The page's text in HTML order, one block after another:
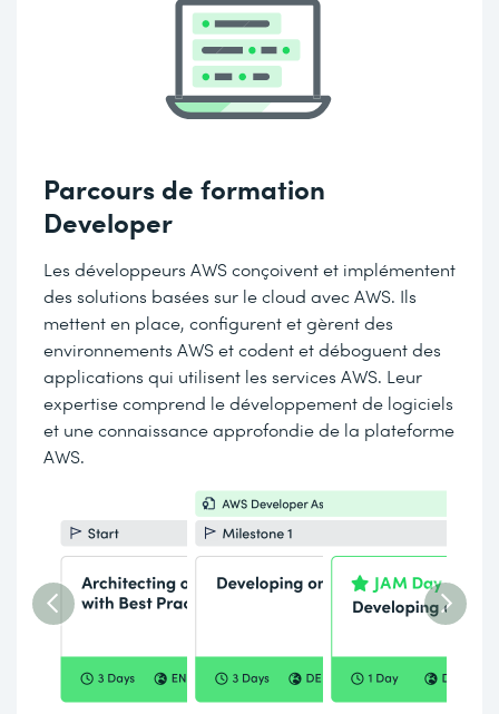
Parcours de formation
Developer
Les développeurs AWS conçoivent et implémentent
des solutions basées sur le cloud avec AWS. Ils
mettent en place, configurent et gèrent des
environnements AWS et codent et déboguent des
applications qui utilisent les services AWS. Leur
expertise comprend le développement de logiciels
et une connaissance approfondie de la plateforme
AWS.